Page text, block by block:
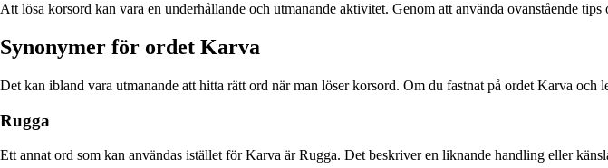
Att lösa korsord kan vara en underhållande och utmanande aktivitet. Genom att använda ovanstående
Synonymer för ordet Karva
Det kan ibland vara utmanande att hitta rätt ord när man löser korsord. Om du fastnat på ordet Karva
Rugga
Ett annat ord som kan användas istället för Karva är Rugga. Det beskriver en liknande handling eller